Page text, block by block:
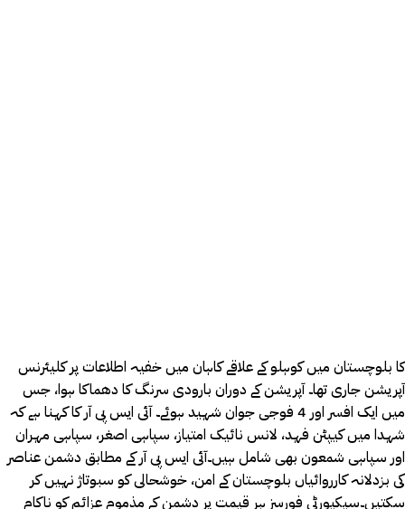
کا بلوچستان میں کوہلو کے علاقے کاہان میں خفیہ اطلاعات پر کلیئرنس
آپریشن جاری تھا۔ آپریشن کے دوران بارودی سرنگ کا دھماکا ہوا، جس
میں ایک افسر اور 4 فوجی جوان شہید ہوئے۔ آئی ایس پی آر کا کہنا ہے کہ
شہدا میں کیپٹن فہد، لانس نائیک امتیاز، سپاہی اصغر، سپاہی مہران
اور سپاہی شمعون بھی شامل ہیں۔آئی ایس پی آر کے مطابق دشمن عناصر
کی بزدلانہ کارروائیاں بلوچستان کے امن، خوشحالی کو سبوتاژ نہیں کر
سکتیں۔سیکیورٹی فورسز ہر قیمت پر دشمن کے مذموم عزائم کو ناکام